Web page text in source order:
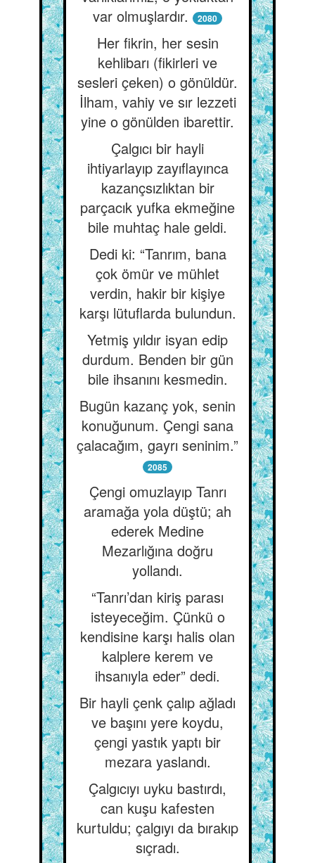
var olmuşlardır.
2080
Her fikrin, her sesin
kehlibarı (fikirleri ve
sesleri çeken) o gönüldür.
İlham, vahiy ve sır lezzeti
yine o gönülden ibarettir.
Çalgıcı bir hayli
ihtiyarlayıp zayıflayınca
kazançsızlıktan bir
parçacık yufka ekmeğine
bile muhtaç hale geldi.
Dedi ki: “Tanrım, bana
çok ömür ve mühlet
verdin, hakir bir kişiye
karşı lütuflarda bulundun.
Yetmiş yıldır isyan edip
durdum. Benden bir gün
bile ihsanını kesmedin.
Bugün kazanç yok, senin
konuğunum. Çengi sana
çalacağım, gayrı seninim.”
2085
Çengi omuzlayıp Tanrı
aramağa yola düştü; ah
ederek Medine
Mezarlığına doğru
yollandı.
“Tanrı’dan kiriş parası
isteyeceğim. Çünkü o
kendisine karşı halis olan
kalplere kerem ve
ihsanıyla eder” dedi.
Bir hayli çenk çalıp ağladı
ve başını yere koydu,
çengi yastık yaptı bir
mezara yaslandı.
Çalgıcıyı uyku bastırdı,
can kuşu kafesten
kurtuldu; çalgıyı da bırakıp
sıçradı.